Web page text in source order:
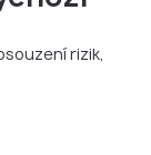
rizik,